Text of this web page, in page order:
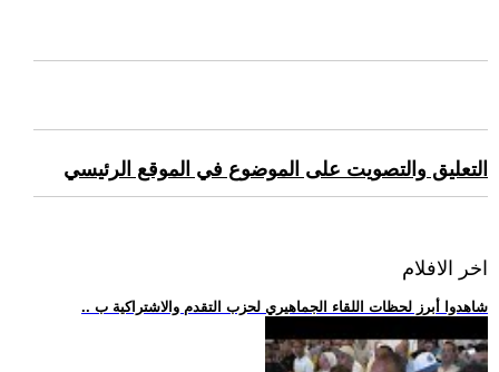
التعليق والتصويت على الموضوع في الموقع الرئيسي
اخر الافلام
.. شاهدوا أبرز لحظات اللقاء الجماهيري لحزب التقدم والاشتراكية ب